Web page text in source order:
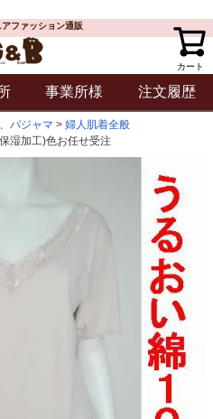
ファッション通販
カート
事業所様 注文履歴
パジャマ
婦人肌着全般
湿加工)色お任せ受注